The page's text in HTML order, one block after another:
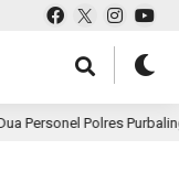
Purbalingga Naik